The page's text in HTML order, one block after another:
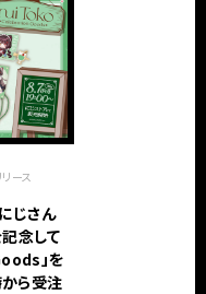
ース
じさん
念して
」を
ら受注